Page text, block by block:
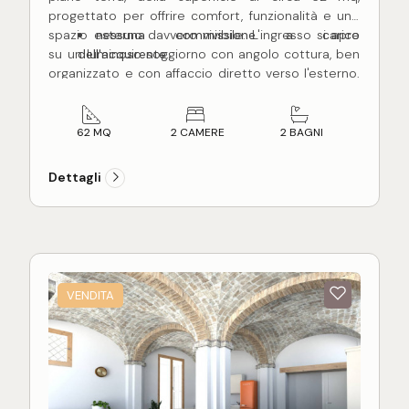
progettato per offrire comfort, funzionalità e uno
spazio esterno davvero vivibile. L'ingresso si apre
su un luminoso soggiorno con angolo cottura, ben
organizzato e con affaccio diretto verso l'esterno.
letto, una matrimoniale ed una seconda camera
doppia di dimensioni più contenute; all'interno
cabina armadio. Completano l'abitazione due
bagni entrambi con doccia, di cui uno finestrato,
oltre ad un pratico corridoio che disimpegna il
giardino privato completamente recintato di circa
125 mq, dove trova posto anche un comodo posto
auto interno (in realtà doppio posto auto).
L'abitazione gode inoltre di un ingresso
totalmente indipendente dal condominio, con
cancello privato. A completare la proprietà vi è un
marciapiede perimetrale di circa 25 mq che
nessuna commissione a carico
dell'acquirente.
62 MQ 2 CAMERE 2 BAGNI
Dettagli
VENDITA